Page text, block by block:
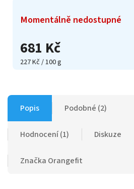
681 Kč
227 Kč / 100 g
Momentálně nedostupné
Popis Podobné (2)
Hodnocení (1) Diskuze
Značka Orangefit